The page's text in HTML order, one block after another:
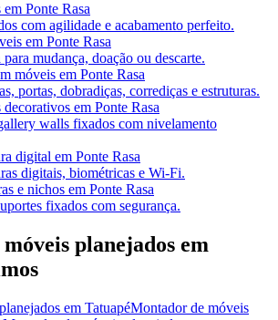
em Ponte Rasa
com agilidade e acabamento perfeito.
em Ponte Rasa
mudança, doação ou descarte.
móveis em Ponte Rasa
portas, dobradiças, corrediças e estruturas.
decorativos em Ponte Rasa
walls fixados com nivelamento
digital em Ponte Rasa
digitais, biométricas e Wi-Fi.
e nichos em Ponte Rasa
fixados com segurança.
planejados em
em TatuapéMontador de móveis